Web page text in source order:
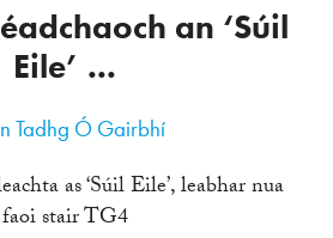
an ‘Súil
Eile’ ...
Tadhg Ó Gairbhí
as ‘Súil Eile’, leabhar nua
faoi stair TG4